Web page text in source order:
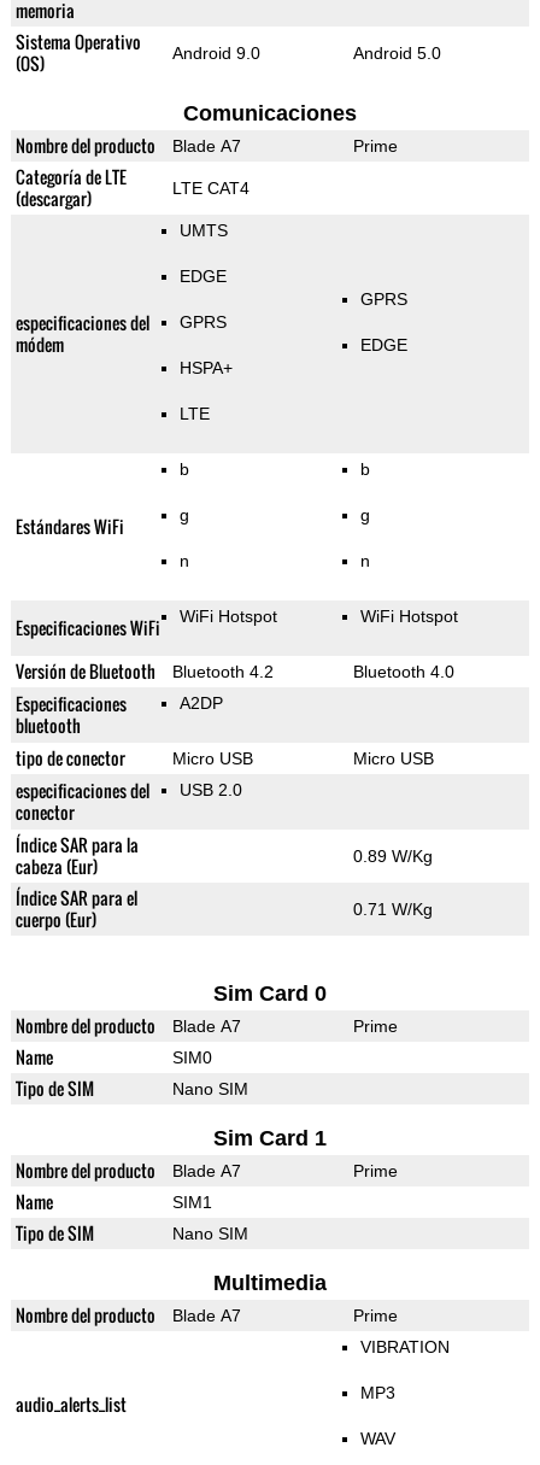
memoria
Sistema Operativo
(OS)
Android 9.0 Android 5.0
Comunicaciones
Nombre del producto Blade A7 Prime
Categoría de LTE
(descargar)
LTE CAT4
especificaciones del
módem
UMTS
EDGE
GPRS
HSPA+
LTE
GPRS
EDGE
Estándares WiFi
b
g
n
b
g
n
Especificaciones WiFi WiFi Hotspot WiFi Hotspot
Versión de Bluetooth Bluetooth 4.2 Bluetooth 4.0
Especificaciones
bluetooth
A2DP
tipo de conector Micro USB Micro USB
especificaciones del
conector
USB 2.0
Índice SAR para la
cabeza (Eur)
0.89 W/Kg
Índice SAR para el
cuerpo (Eur)
0.71 W/Kg
Sim Card 0
Nombre del producto Blade A7 Prime
Name SIM0
Tipo de SIM Nano SIM
Sim Card 1
Nombre del producto Blade A7 Prime
Name SIM1
Tipo de SIM Nano SIM
Multimedia
Nombre del producto Blade A7 Prime
audio_alerts_list
VIBRATION
MP3
WAV